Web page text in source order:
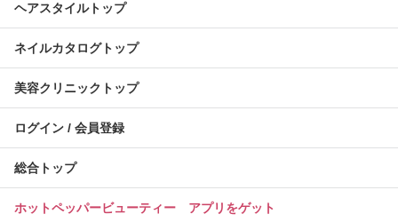
ヘアスタイルトップ
ネイルカタログトップ
美容クリニックトップ
ログイン / 会員登録
総合トップ
ホットペッパービューティー アプリをゲット